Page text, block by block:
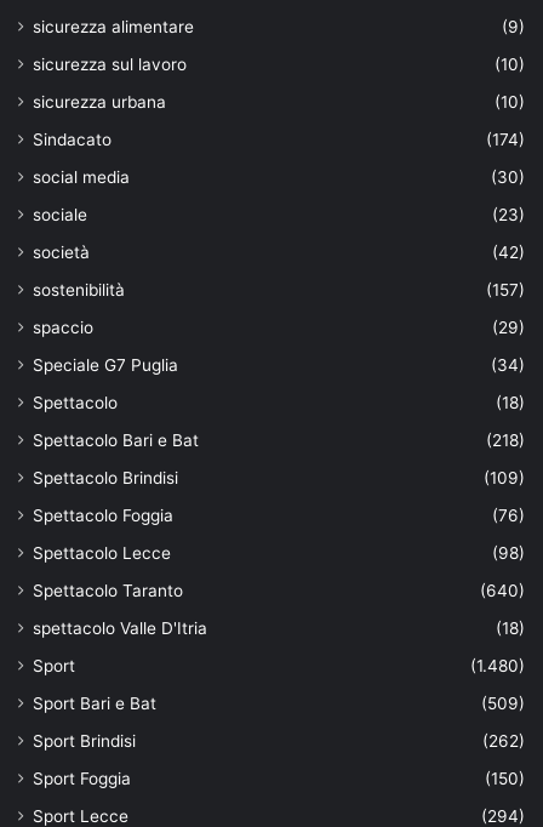
sicurezza alimentare
(9)
sicurezza sul lavoro
(10)
sicurezza urbana
(10)
Sindacato
(174)
social media
(30)
sociale
(23)
società
(42)
sostenibilità
(157)
spaccio
(29)
Speciale G7 Puglia
(34)
Spettacolo
(18)
Spettacolo Bari e Bat
(218)
Spettacolo Brindisi
(109)
Spettacolo Foggia
(76)
Spettacolo Lecce
(98)
Spettacolo Taranto
(640)
spettacolo Valle D'Itria
(18)
Sport
(1.480)
Sport Bari e Bat
(509)
Sport Brindisi
(262)
Sport Foggia
(150)
Sport Lecce
(294)